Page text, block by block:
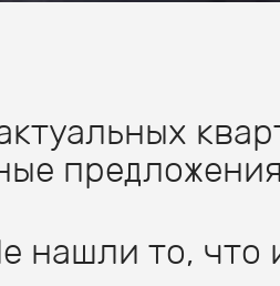
нашли то, что